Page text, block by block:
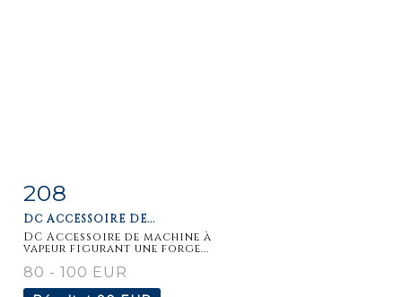
Fiche
détaillée
208
DC ACCESSOIRE DE...
DC Accessoire de machine à
vapeur figurant une forge...
80 - 100 EUR